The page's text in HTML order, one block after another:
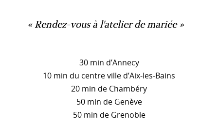
Rendez-vous à l'atelier de mariée
30 min d’Annecy
10 min du centre ville d’Aix-les-Bains
20 min de Chambéry
50 min de Genève
50 min de Grenoble